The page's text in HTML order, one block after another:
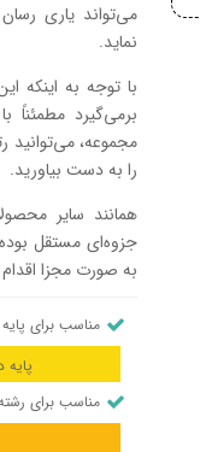
می‌تواند یاری
نماید‌.
برمی‌گیرد
را به دست بیاورید.
همانند سایر
جزوه‌ای مستقل
به صورت مجزا
مناسب برای
پایه
مناسب برای